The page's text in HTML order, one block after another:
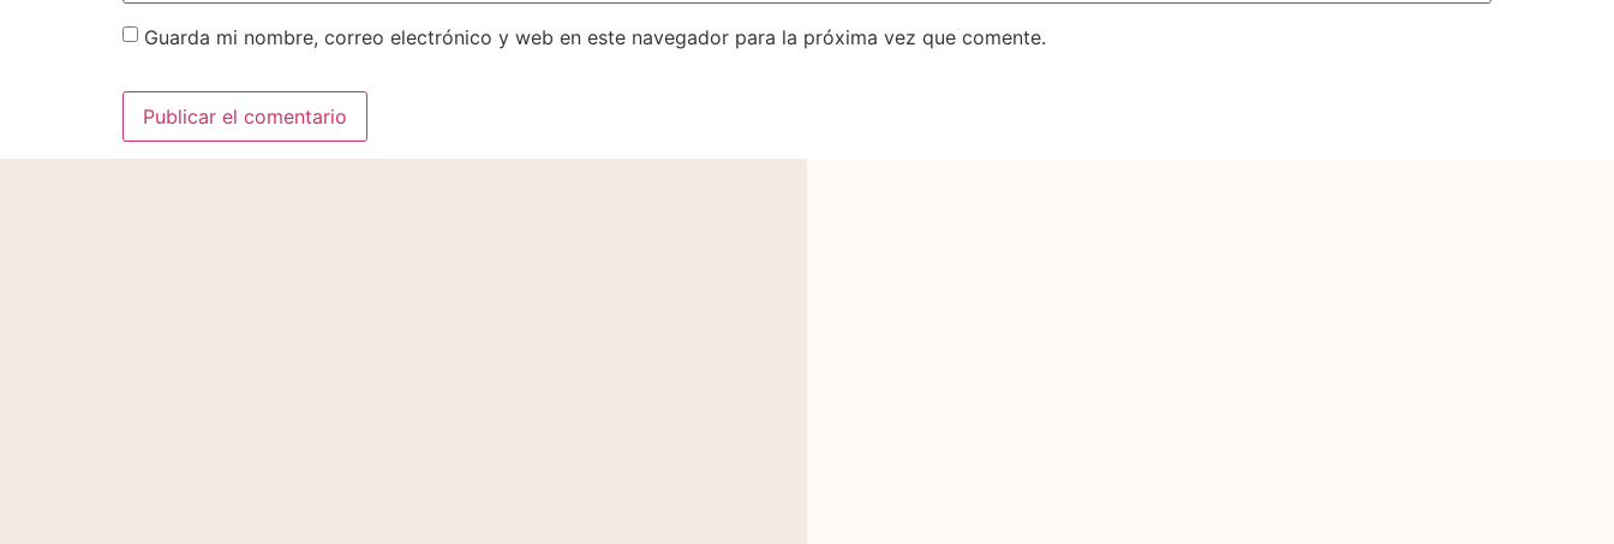
Guarda mi nombre, correo electrónico y web en este navegador para la próxima vez que comente.